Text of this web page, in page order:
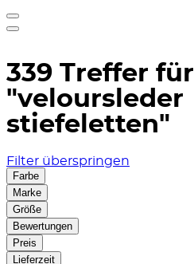
339 Treffer für
"veloursleder
stiefeletten"
Filter überspringen
Farbe
Marke
Größe
Bewertungen
Preis
Lieferzeit